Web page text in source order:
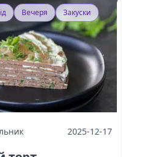
Вечеря Закуски
2025-12-17